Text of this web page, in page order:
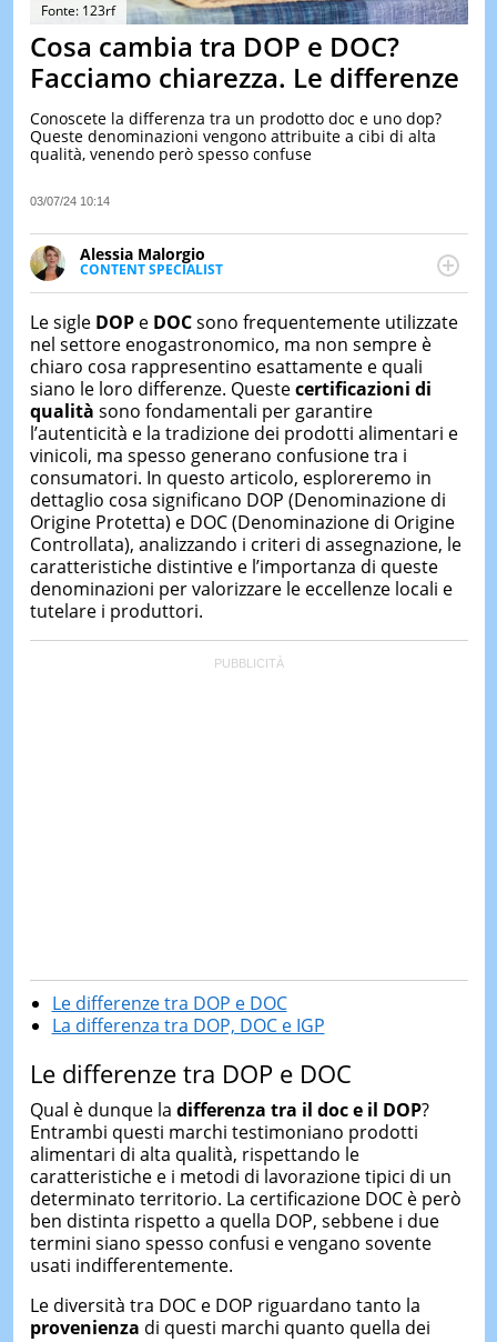
&
TEST
&
LE
DI
IERI
Fonte: 123rf
Cosa cambia tra DOP e DOC?
Facciamo chiarezza. Le differenze
Conoscete la differenza tra un prodotto doc e uno dop?
Queste denominazioni vengono attribuite a cibi di alta
qualità, venendo però spesso confuse
03/07/24 10:14
Alessia Malorgio
CONTENT SPECIALIST
Ha conseguito un Master in Marketing Management
occupa della creazione di contenuti in ottica SEO e
dello sviluppo di strategie marketing attraverso
canali digitali.
Le sigle DOPe DOCsono frequentemente utilizzate
nel settore enogastronomico, ma non sempre è
chiaro cosa rappresentino esattamente e quali
siano le loro differenze. Questecertificazioni di
qualità sono fondamentali per garantire
l’autenticità e la tradizione dei prodotti alimentari e
vinicoli, ma spesso generano confusione tra i
consumatori. In questo articolo, esploreremo in
dettaglio cosa significano DOP (Denominazione di
Origine Protetta) e DOC (Denominazione di Origine
Controllata), analizzando i criteri di assegnazione, le
caratteristiche distintive e l’importanza di queste
denominazioni per valorizzare le eccellenze locali e
tutelare i produttori.
Le differenze tra DOP e DOC
La differenza tra DOP, DOC e IGP
Le differenze tra DOP e DOC
Qual è dunque la differenza tra il doc e il DOP?
Entrambi questi marchi testimoniano prodotti
alimentari di alta qualità, rispettando le
caratteristiche e i metodi di lavorazione tipici di un
determinato territorio. La certificazione DOC è però
ben distinta rispetto a quella DOP, sebbene i due
termini siano spesso confusi e vengano sovente
usati indifferentemente.
Le diversità tra DOC e DOP riguardano tanto la
provenienza di questi marchi quanto quella dei